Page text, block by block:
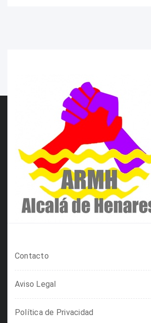
Contacto
Aviso Legal
Política de Privacidad